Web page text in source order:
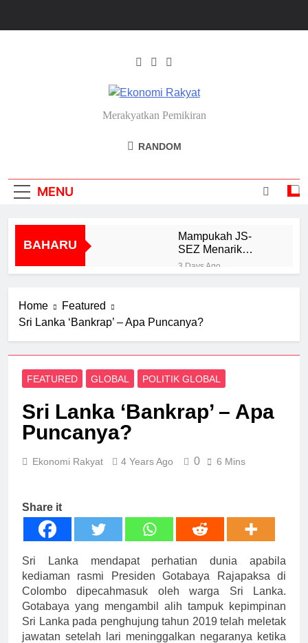
Ekonomi Rakyat
Merakyatkan Pemikiran
RANDOM
MENU
BAHARU
Mampukah JS-
SEZ Menarik
Pelaburan Bernilai
Tinggi?
3 Days Ago
Preloved
Bayar Hibah Melampaui
Kemampuan, Antara
Punca Tabung Haji
Kewangan
1 Week Ago
Kos MyKiosk
RM25,000, Tapi
2 Weeks Ago
Harga Rumah Meningkat
Kemajuan Sahaja Tidak
Home
Featured
Sri Lanka ‘Bankrap’ – Apa Puncanya?
FEATURED GLOBAL POLITIK GLOBAL
Sri Lanka ‘Bankrap’ – Apa
Puncanya?
Ekonomi Rakyat 4 Years Ago 0 6 Mins
Share it
Sri Lanka mendapat perhatian dunia apabila
kediaman rasmi Presiden Gotabaya Rajapaksa di
Colombo dipecahmasuk oleh warga Sri Lanka.
Gotabaya yang mengambil alih tampuk kepimpinan
Sri Lanka pada penghujung tahun 2019 telah meletak
jawatan setelah lari meninggalkan negaranya ketika